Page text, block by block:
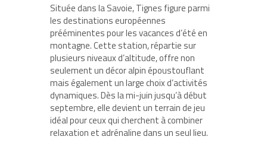
Située dans la Savoie, Tignes figure parmi
les destinations européennes
prééminentes pour les vacances d’été en
montagne. Cette station, répartie sur
plusieurs niveaux d’altitude, offre non
seulement un décor alpin époustouflant
mais également un large choix d’activités
dynamiques. Dès la mi-juin jusqu’à début
septembre, elle devient un terrain de jeu
idéal pour ceux qui cherchent à combiner
relaxation et adrénaline dans un seul lieu.